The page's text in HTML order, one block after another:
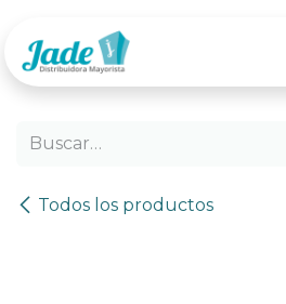
Todos los productos